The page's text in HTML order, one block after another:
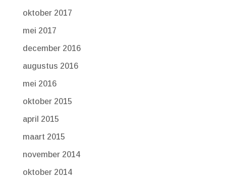
oktober 2017
mei 2017
december 2016
augustus 2016
mei 2016
oktober 2015
april 2015
maart 2015
november 2014
oktober 2014